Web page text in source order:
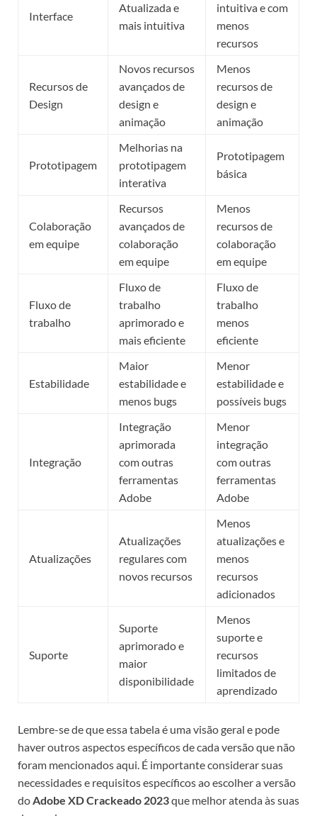
Interface
Atualizada e
mais intuitiva
intuitiva e com
menos
recursos
Recursos de
Design
Novos recursos
avançados de
design e
animação
Menos
recursos de
design e
animação
Prototipagem
Melhorias na
prototipagem
interativa
Prototipagem
básica
Colaboração
em equipe
Recursos
avançados de
colaboração
em equipe
Menos
recursos de
colaboração
em equipe
Fluxo de
trabalho
Fluxo de
trabalho
aprimorado e
mais eficiente
Fluxo de
trabalho
menos
eficiente
Estabilidade
Maior
estabilidade e
menos bugs
Menor
estabilidade e
possíveis bugs
Integração
Integração
aprimorada
com outras
ferramentas
Adobe
Menor
integração
com outras
ferramentas
Adobe
Atualizações
Atualizações
regulares com
novos recursos
Menos
atualizações e
menos
recursos
adicionados
Suporte
Suporte
aprimorado e
maior
disponibilidade
Menos
suporte e
recursos
limitados de
aprendizado
Lembre-se de que essa tabela é uma visão geral e pode
haver outros aspectos específicos de cada versão que não
foram mencionados aqui. É importante considerar suas
necessidades e requisitos específicos ao escolher a versão
doAdobe XD Crackeado 2023que melhor atenda às suas